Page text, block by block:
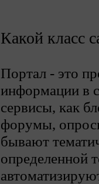
Какой класс
Портал - это
информации в
сервисы, как
форумы,
бывают
определенной